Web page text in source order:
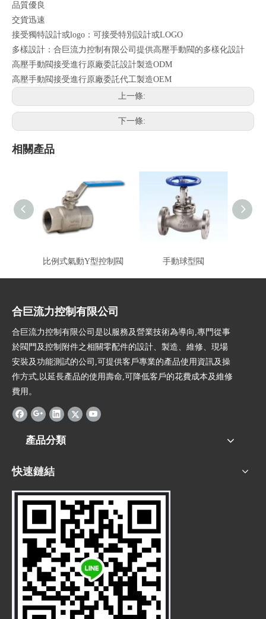
品質優良
交貨迅速
接受獨特設計或logo：可接受特別設計或LOGO
多樣設計：合巨流力控制有限公司提供高壓手動閥的多樣化設計
高壓手動閥接受進行原廠委託設計製造ODM
高壓手動閥接受進行原廠委託代工製造OEM
上一條:
下一條:
相關產品
比例式氣動Y型控制閥 手動球型閥
合巨流力控制有限公司
合巨流力控制有限公司是以服務及營業技術為導向,專門從事
於閥門及控制附件之相關零配件的設計、製造、維修、現場
安裝及功能測試的公司,可提供客戶專業的產品使用資訊及操
作方式,以延長產品的使用壽命,可降低客戶的花費成本及維修
費用。
產品分類
快速鏈結